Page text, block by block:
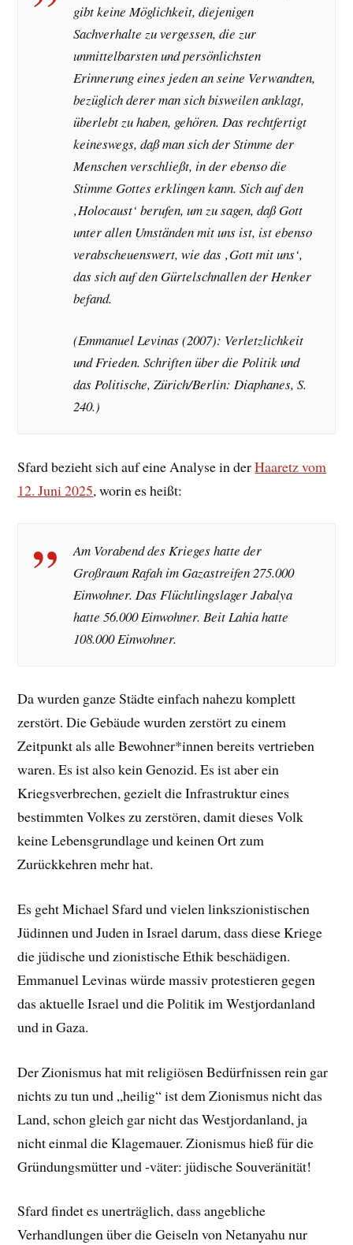
gibt keine Möglichkeit, diejenigen
Sachverhalte zu vergessen, die zur
unmittelbarsten und persönlichsten
Erinnerung eines jeden an seine Verwandten,
bezüglich derer man sich bisweilen anklagt,
überlebt zu haben, gehören. Das rechtfertigt
keineswegs, daß man sich der Stimme der
Menschen verschließt, in der ebenso die
Stimme Gottes erklingen kann. Sich auf den
‚Holocaust‘ berufen, um zu sagen, daß Gott
unter allen Umständen mit uns ist, ist ebenso
verabscheuenswert, wie das ‚Gott mit uns‘,
das sich auf den Gürtelschnallen der Henker
befand.
(Emmanuel Levinas (2007): Verletzlichkeit
und Frieden. Schriften über die Politik und
das Politische, Zürich/Berlin: Diaphanes, S.
240.)
Sfard bezieht sich auf eine Analyse in derHaaretz vom
12. Juni 2025, worin es heißt:
Am Vorabend des Krieges hatte der
Großraum Rafah im Gazastreifen 275.000
Einwohner. Das Flüchtlingslager Jabalya
hatte 56.000 Einwohner. Beit Lahia hatte
108.000 Einwohner.
Da wurden ganze Städte einfach nahezu komplett
zerstört. Die Gebäude wurden zerstört zu einem
Zeitpunkt als alle Bewohner*innen bereits vertrieben
waren. Es ist also kein Genozid. Es ist aber ein
Kriegsverbrechen, gezielt die Infrastruktur eines
bestimmten Volkes zu zerstören, damit dieses Volk
keine Lebensgrundlage und keinen Ort zum
Zurückkehren mehr hat.
Es geht Michael Sfard und vielen linkszionistischen
Jüdinnen und Juden in Israel darum, dass diese Kriege
die jüdische und zionistische Ethik beschädigen.
Emmanuel Levinas würde massiv protestieren gegen
das aktuelle Israel und die Politik im Westjordanland
und in Gaza.
Der Zionismus hat mit religiösen Bedürfnissen rein gar
nichts zu tun und „heilig“ ist dem Zionismus nicht das
Land, schon gleich gar nicht das Westjordanland, ja
nicht einmal die Klagemauer. Zionismus hieß für die
Gründungsmütter und -väter: jüdische Souveränität!
Sfard findet es unerträglich, dass angebliche
Verhandlungen über die Geiseln von Netanyahu nur